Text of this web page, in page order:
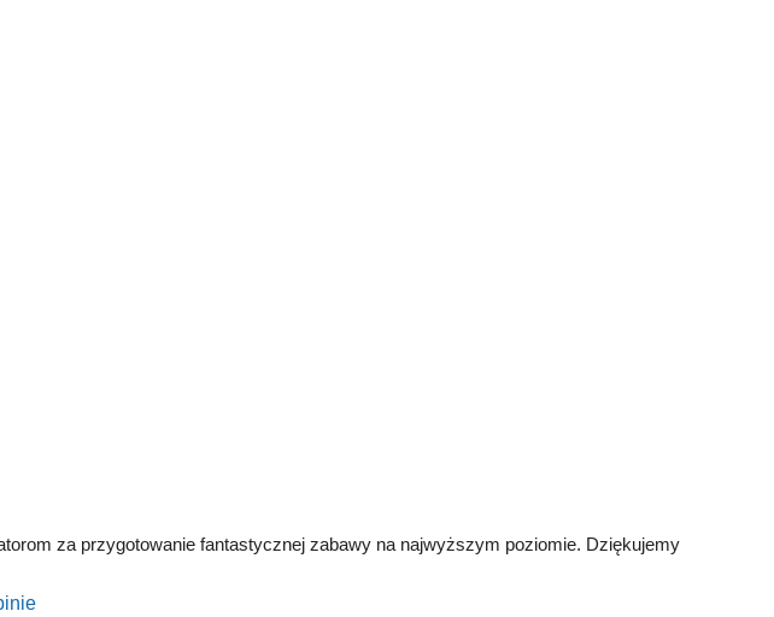
za przygotowanie fantastycznej zabawy na najwyższym poziomie. Dziękujemy